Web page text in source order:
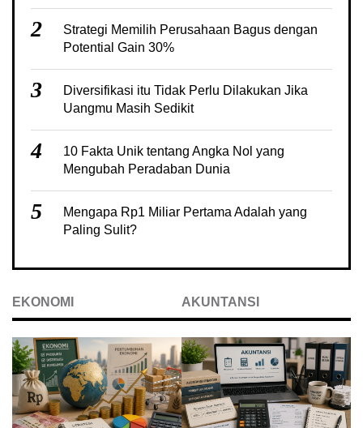
2
Strategi Memilih Perusahaan Bagus dengan
Potential Gain 30%
3
Diversifikasi itu Tidak Perlu Dilakukan Jika
Uangmu Masih Sedikit
4
10 Fakta Unik tentang Angka Nol yang
Mengubah Peradaban Dunia
5
Mengapa Rp1 Miliar Pertama Adalah yang
Paling Sulit?
EKONOMI AKUNTANSI